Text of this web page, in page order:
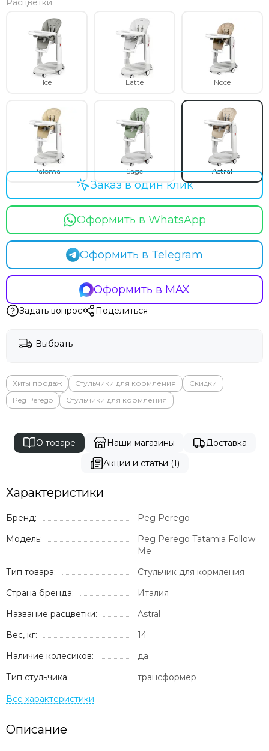
Расцветки
Ice Latte Noce
Paloma Sage Astral
Оформить в WhatsApp
Оформить в Telegram
Оформить в MAX
Заказ в один клик
Задать вопрос Поделиться
Выбрать
Хиты продаж Стульчики для кормления
Скидки
Peg Perego
Стульчики для кормления
О товаре Наши магазины
Доставка
Акции и статьи (1)
Характеристики
Бренд:
Peg Perego
Модель:
Peg Perego Tatamia Follow
Me
Тип товара:
Стульчик для кормления
Страна бренда:
Италия
Название расцветки:
Astral
Вес, кг:
14
Наличие колесиков:
да
Тип стульчика:
трансформер
Описание